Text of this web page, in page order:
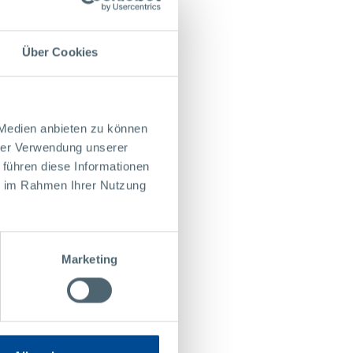
Über Cookies
anbieten zu können
Verwendung unserer
diese Informationen
Rahmen Ihrer Nutzung
Marketing